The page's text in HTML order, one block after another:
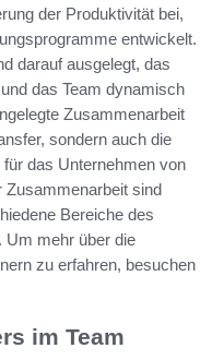
der Produktivität bei,
entwickelt.
darauf ausgelegt, das
das Team dynamisch
Zusammenarbeit
sondern auch die
für das Unternehmen von
Zusammenarbeit sind
Bereiche des
Um mehr über die
zu erfahren, besuchen
im Team